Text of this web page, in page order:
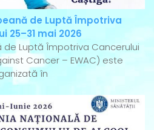
de Luptă Împotriva
25–31 mai 2026
Luptă Împotriva Cancerului
Cancer – EWAC) este
în